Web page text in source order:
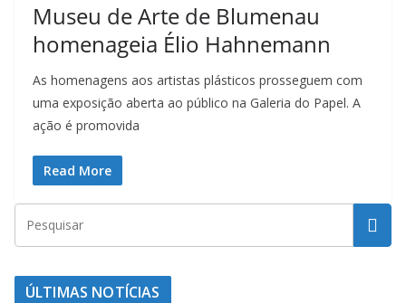
Museu de Arte de Blumenau
homenageia Élio Hahnemann
As homenagens aos artistas plásticos prosseguem com
uma exposição aberta ao público na Galeria do Papel. A
ação é promovida
Read More
ÚLTIMAS NOTÍCIAS